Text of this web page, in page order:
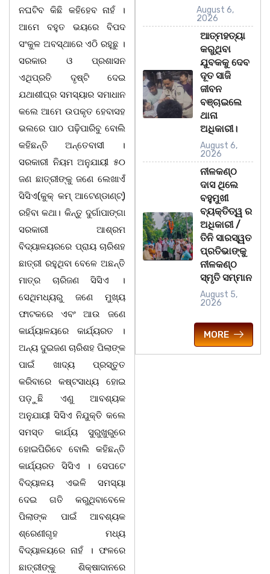
ନଘଟିବ କିଛି କହିହେବ ନାହଁ ।
ଆମେ ବହୁତ ଭୟରେ ବିପଦ
ସଂକୁଳ ଅବସ୍ଥାରେ ଏଠି ରହୁଛୁ ।
ସରକାର ଓ ପ୍ରଶାସନ
ଏଥିପ୍ରତି ଦୃଷ୍ଟି ଦେଇ
ଯଥାଶୀଘ୍ର ସମସ୍ୟାର ସମାଧାନ
କଲେ ଆମେ ଉପକୃତ ହେବାସହ
ଭଲରେ ପାଠ ପଢ଼ିପାରିବୁ ବୋଲି
କହିଛନ୍ତି ଅନ୍ତେବାସୀ ।
ସରକାରୀ ନିୟମ ଅନୁଯାୟୀ ୫୦
ଜଣ ଛାତ୍ରୀଙ୍କୁ ଜଣେ ଲେଖାଏଁ
ସିସିଏ(କୁକ୍ କମ୍ ଆଟେଣ୍ଡାଣ୍ଟ୍)
ରହିବା କଥା। କିନ୍ତୁ ଦୁର୍ଗାପାଙ୍ଗା
ସରକାରୀ ଆଶ୍ରମ
ବିଦ୍ୟାଳୟରରେ ପ୍ରାୟ ଚାରିଶହ
ଛାତ୍ରୀ ରହୁଥିବା ବେଳେ ଅଛନ୍ତି
ମାତ୍ର ଚାରିଜଣ ସିସିଏ ।
ସେଥିମଧ୍ୟରୁ ଜଣେ ମୁଖ୍ୟ
ଫାଟକରେ ଏବଂ ଆଉ ଜଣେ
କାର୍ଯ୍ୟାଳୟରେ କାର୍ଯ୍ୟରତ ।
ଅନ୍ୟ ଦୁଇଜଣ ଚାରିଶହ ପିଲାଙ୍କ
ପାଇଁ ଖାଦ୍ୟ ପ୍ରସ୍ତୁତ
କରିବାରେ କଷ୍ଟସାଧ୍ୟ ହୋଇ
ପଡ଼ୁଛି ଏଣୁ ଆବଶ୍ୟକ
ଅନୁଯାୟୀ ସିସିଏ ନିଯୁକ୍ତି କଲେ
ସମସ୍ତ କାର୍ଯ୍ୟ ସୁରୁଖୁରୁରେ
ହୋଇପିରିବେ ବୋଲି କହିଛନ୍ତି
କାର୍ଯ୍ୟରତ ସିସିଏ । ସେପଟେ
ବିଦ୍ୟାଳୟ ଏଭଳି ସମସ୍ୟା
ଦେଇ ଗତି କରୁଥିବାବେଳେ
ପିଲାଙ୍କ ପାଇଁ ଆବଶ୍ୟକ
ଶ୍ରେଣୀଗୃହ ମଧ୍ୟ
ବିଦ୍ୟାଳୟରେ ନାହଁ । ଫଳରେ
ଛାତ୍ରୀଙ୍କୁ ଶିକ୍ଷାଦାନରେ
August 6,
2026
ଆତ୍ମହତ୍ୟା
କରୁଥିବା
ଯୁବକକୁ ଦେବ
ଦୂତ ସାଜି
ଜୀବନ
ବଞ୍ଚାଇଲେ
ଥାନା
ଅଧିକାରୀ।
August 6,
2026
ନୀଳକଣ୍ଠ
ଦାସ ଥିଲେ
ବହୁମୁଖୀ
ବ୍ୟକ୍ତିତ୍ୱ ର
ଅଧିକାରୀ /
ତିନି ସାରସ୍ୱତ
ପ୍ରତିଭାଙ୍କୁ
ନୀଳକଣ୍ଠ
ସ୍ମୃତି ସମ୍ମାନ
August 5,
2026
MORE